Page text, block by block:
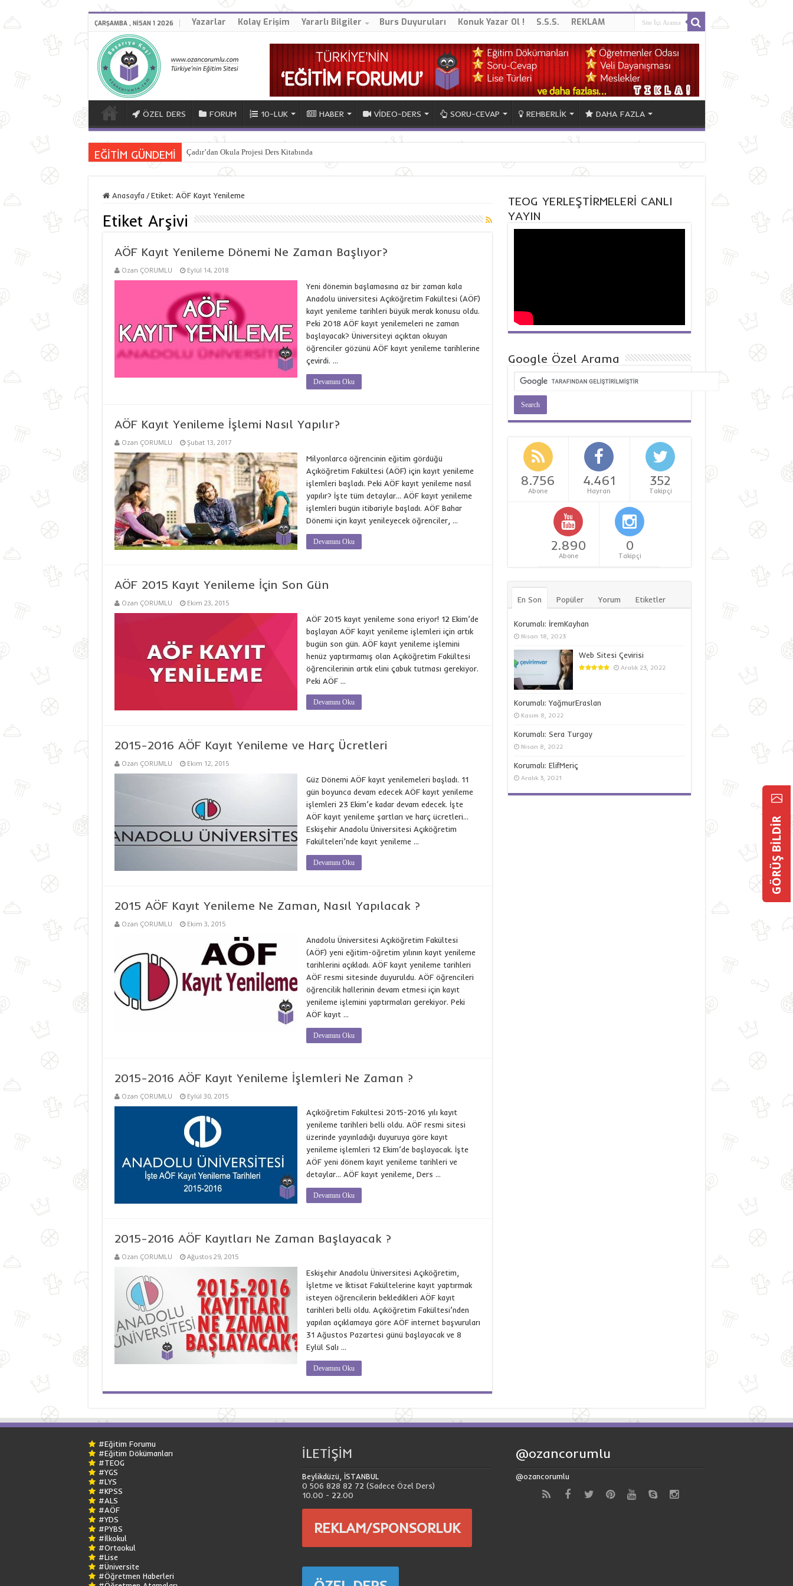
ÇARŞAMBA , NISAN 1 2026 Yazarlar Kolay Erişim Yararlı Bilgiler Burs Duyuruları Konuk Yazar Ol ! S.S.S. REKLAM
ÖZEL DERS FORUM 10-LUK HABER VİDEO-DERS SORU-CEVAP REHBERLİK DAHA FAZLA
EĞİTİM GÜNDEMİ Çadır’dan Okula Projesi Ders Kitabında
Anasayfa / Etiket: AÖF Kayıt Yenileme
Etiket Arşivi
AÖF Kayıt Yenileme Dönemi Ne Zaman Başlıyor?
Ozan ÇORUMLU Eylül 14, 2018
Yeni dönemin başlamasına az bir zaman kala
Anadolu üniversitesi Açıköğretim Fakültesi (AÖF)
kayıt yenileme tarihleri büyük merak konusu oldu.
Peki 2018 AÖF kayıt yenilemeleri ne zaman
başlayacak? Üniversiteyi açıktan okuyan
öğrenciler gözünü AÖF kayıt yenileme tarihlerine
çevirdi. …
Devamını Oku
AÖF Kayıt Yenileme İşlemi Nasıl Yapılır?
Ozan ÇORUMLU Şubat 13, 2017
Milyonlarca öğrencinin eğitim gördüğü
Açıköğretim Fakültesi (AÖF) için kayıt yenileme
işlemleri başladı. Peki AÖF kayıt yenileme nasıl
yapılır? İşte tüm detaylar… AÖF kayıt yenileme
işlemleri bugün itibariyle başladı. AÖF Bahar
Dönemi için kayıt yenileyecek öğrenciler, …
Devamını Oku
AÖF 2015 Kayıt Yenileme İçin Son Gün
Ozan ÇORUMLU Ekim 23, 2015
AÖF 2015 kayıt yenileme sona eriyor! 12 Ekim’de
başlayan AÖF kayıt yenileme işlemleri için artık
bugün son gün. AÖF kayıt yenileme işlemini
henüz yaptırmamış olan Açıköğretim Fakültesi
öğrencilerinin artık elini çabuk tutması gerekiyor.
Peki AÖF …
Devamını Oku
2015-2016 AÖF Kayıt Yenileme ve Harç Ücretleri
Ozan ÇORUMLU Ekim 12, 2015
Güz Dönemi AÖF kayıt yenilemeleri başladı. 11
gün boyunca devam edecek AÖF kayıt yenileme
işlemleri 23 Ekim’e kadar devam edecek. İşte
AÖF kayıt yenileme şartları ve harç ücretleri…
Eskişehir Anadolu Üniversitesi Açıköğretim
Fakülteleri’nde kayıt yenileme …
Devamını Oku
2015 AÖF Kayıt Yenileme Ne Zaman, Nasıl Yapılacak ?
Ozan ÇORUMLU Ekim 3, 2015
Anadolu Üniversitesi Açıköğretim Fakültesi
(AÖF) yeni eğitim-öğretim yılının kayıt yenileme
tarihlerini açıkladı. AÖF kayıt yenileme tarihleri
AÖF resmi sitesinde duyuruldu. AÖF öğrencileri
öğrencilik hallerinin devam etmesi için kayıt
yenileme işlemini yaptırmaları gerekiyor. Peki
AÖF kayıt …
Devamını Oku
2015-2016 AÖF Kayıt Yenileme İşlemleri Ne Zaman ?
Ozan ÇORUMLU Eylül 30, 2015
Açıköğretim Fakültesi 2015-2016 yılı kayıt
yenileme tarihleri belli oldu. AÖF resmi sitesi
üzerinde yayınladığı duyuruya göre kayıt
yenileme işlemleri 12 Ekim’de başlayacak. İşte
AÖF yeni dönem kayıt yenileme tarihleri ve
detaylar… AÖF kayıt yenileme, Ders …
Devamını Oku
2015-2016 AÖF Kayıtları Ne Zaman Başlayacak ?
Ozan ÇORUMLU Ağustos 29, 2015
Eskişehir Anadolu Üniversitesi Açıköğretim,
İşletme ve İktisat Fakültelerine kayıt yaptırmak
isteyen öğrencilerin bekledikleri AÖF kayıt
tarihleri belli oldu. Açıköğretim Fakültesi’nden
yapılan açıklamaya göre AÖF internet başvuruları
31 Ağustos Pazartesi günü başlayacak ve 8
Eylül Salı …
Devamını Oku
TEOG YERLEŞTİRMELERİ CANLI
YAYIN
Google Özel Arama
8.756
Abone
4.461
Hayran
352
Takipçi
2.890
Abone
0
Takipçi
En Son Popüler Yorum Etiketler
Korumalı: İremKayhan
Nisan 18, 2023
Web Sitesi Çevirisi
Aralık 23, 2022
Korumalı: YağmurEraslan
Kasım 8, 2022
Korumalı: Sera Turgay
Nisan 8, 2022
Korumalı: ElifMeriç
Aralık 3, 2021
#Eğitim Forumu
#Eğitim Dökümanları
#TEOG
#YGS
#LYS
#KPSS
#ALS
#AÖF
#YDS
#PYBS
#İlkokul
#Ortaokul
#Lise
#Üniversite
#Öğretmen Haberleri
İLETİŞİM
Beylikdüzü, İSTANBUL
0 506 828 82 72 (Sadece Özel Ders)
10.00 - 22.00
REKLAM/SPONSORLUK
@ozancorumlu
@ozancorumlu
GÖRÜŞ BİLDİR